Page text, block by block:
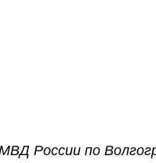
России по